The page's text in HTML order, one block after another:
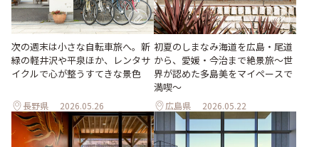
次の週末は小さな自転車旅へ。新
緑の軽井沢や平泉ほか、レンタサ
イクルで心が整うすてきな景色
長野県 2026.05.26
初夏のしまなみ海道を広島・尾道
から、愛媛・今治まで絶景旅〜世
界が認めた多島美をマイペースで
満喫〜
広島県 2026.05.22